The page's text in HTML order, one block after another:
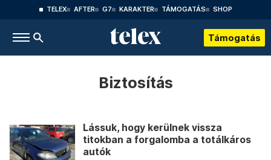
TELEX AFTER G7 KARAKTER TÁMOGATÁS SHOP
Támogatás
Biztosítás
Lássuk, hogy kerülnek vissza
titokban a forgalomba a totálkáros
autók